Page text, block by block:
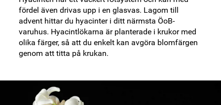
fördel även drivas upp i en glasvas. Lagom till
advent hittar du hyacinter i ditt närmsta ÖoB-
varuhus. Hyacintlökarna är planterade i krukor med
olika färger, så att du enkelt kan avgöra blomfärgen
genom att titta på krukan.